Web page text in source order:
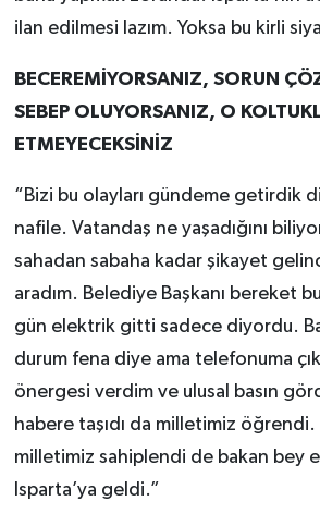
ilan edilmesi lazım. Yoksa bu kirli
BECEREMİYORSANIZ, SORUN
SEBEP OLUYORSANIZ, O
ETMEYECEKSİNİZ
“Bizi bu olayları gündeme getirdik
nafile. Vatandaş ne yaşadığını
sahadan sabaha kadar şikayet
aradım. Belediye Başkanı bereket
gün elektrik gitti sadece diyordu.
durum fena diye ama telefonuma
önergesi verdim ve ulusal basın
habere taşıdı da milletimiz
milletimiz sahiplendi de bakan bey
Isparta’ya geldi.”